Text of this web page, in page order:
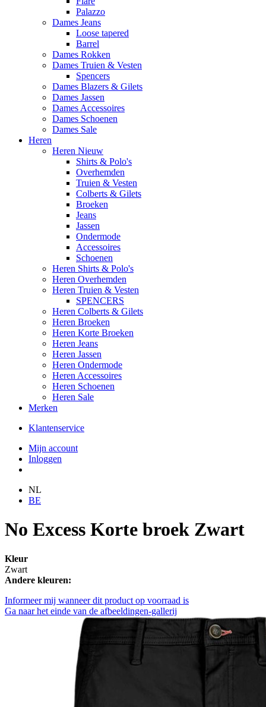
Palazzo
Dames Jeans
Loose tapered
Barrel
Dames Rokken
Dames Truien & Vesten
Spencers
Dames Blazers & Gilets
Dames Jassen
Dames Accessoires
Dames Schoenen
Dames Sale
Heren
Heren Nieuw
Shirts & Polo's
Overhemden
Truien & Vesten
Colberts & Gilets
Broeken
Jeans
Jassen
Ondermode
Accessoires
Schoenen
Heren Shirts & Polo's
Heren Overhemden
Heren Truien & Vesten
SPENCERS
Heren Colberts & Gilets
Heren Broeken
Heren Korte Broeken
Heren Jeans
Heren Jassen
Heren Ondermode
Heren Accessoires
Heren Schoenen
Heren Sale
Merken
Klantenservice
Mijn account
Inloggen
NL
BE
No Excess Korte broek Zwart
Kleur
Zwart
Andere kleuren:
Informeer mij wanneer dit product op voorraad is
Ga naar het einde van de afbeeldingen-gallerij